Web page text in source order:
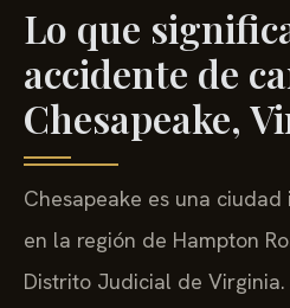
Lo que
accidente de
Chesapeake,
Chesapeake es una
en la región de Hampton
Distrito Judicial de